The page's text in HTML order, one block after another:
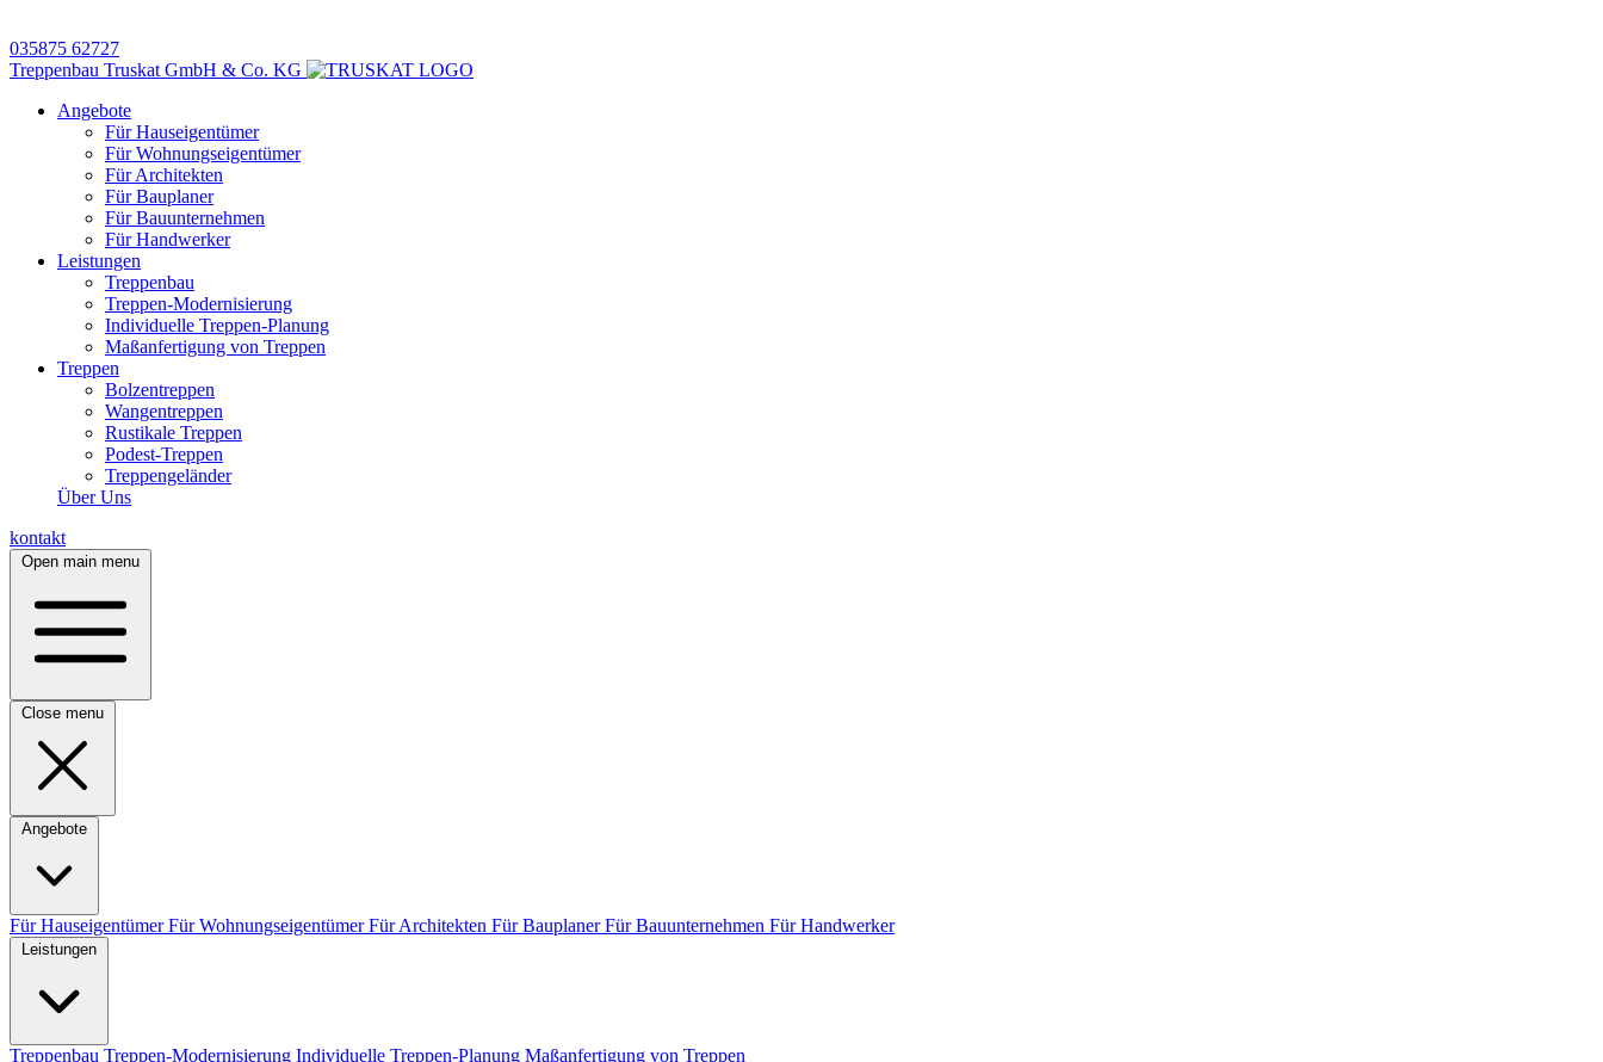
035875 62727
Treppenbau Truskat GmbH & Co. KG
Angebote
Für Hauseigentümer
Für Wohnungseigentümer
Für Architekten
Für Bauplaner
Für Bauunternehmen
Für Handwerker
Leistungen
Treppenbau
Treppen-Modernisierung
Individuelle Treppen-Planung
Maßanfertigung von Treppen
Treppen
Bolzentreppen
Wangentreppen
Rustikale Treppen
Podest-Treppen
Treppengeländer
Über Uns
kontakt
Open main menu
Close menu
Angebote
Für HauseigentümerFür WohnungseigentümerFür Architekten Für BauplanerFür Bauunternehmen Für Handwerker
Leistungen
Treppenbau Treppen-Modernisierung Individuelle Treppen-Planung Maßanfertigung von Treppen